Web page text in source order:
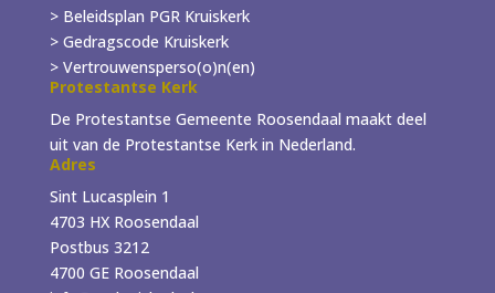
> Beleidsplan PGR Kruiskerk
> Gedragscode Kruiskerk
> Vertrouwensperso(o)n(en)
Protestantse Kerk
De Protestantse Gemeente Roosendaal maakt deel
uit van de Protestantse Kerk in Nederland.
Adres
Sint Lucasplein 1
4703 HX Roosendaal
Postbus 3212
4700 GE Roosendaal